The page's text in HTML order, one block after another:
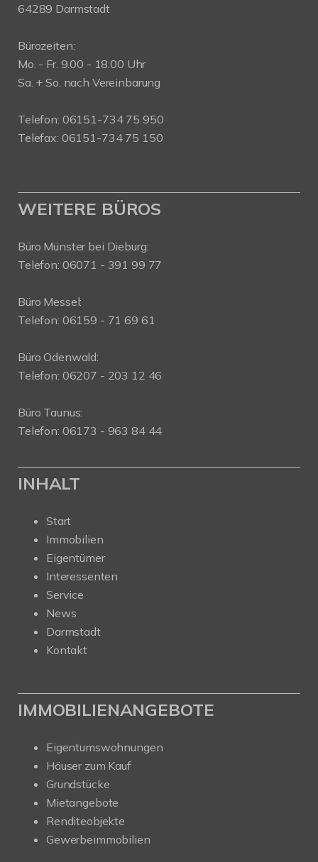
64289 Darmstadt
Bürozeiten:
Mo. - Fr. 9.00 - 18.00 Uhr
Sa. + So. nach Vereinbarung
Telefon: 06151-734 75 950
Telefax: 06151-734 75 150
WEITERE BÜROS
Büro Münster bei Dieburg:
Telefon: 06071 - 391 99 77
Büro Messel:
Telefon: 06159 - 71 69 61
Büro Odenwald:
Telefon: 06207 - 203 12 46
Büro Taunus:
Telefon: 06173 - 963 84 44
INHALT
Start
Immobilien
Eigentümer
Interessenten
Service
News
Darmstadt
Kontakt
IMMOBILIENANGEBOTE
Eigentumswohnungen
Häuser zum Kauf
Grundstücke
Mietangebote
Renditeobjekte
Gewerbeimmobilien